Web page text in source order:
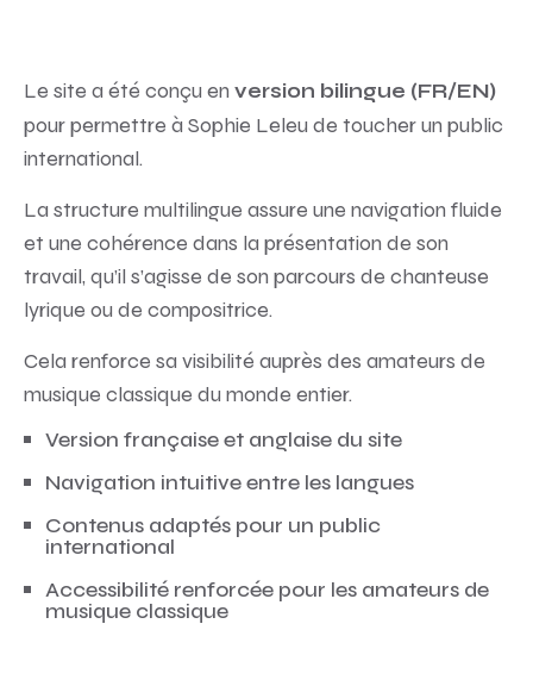
Le site a été conçu en version bilingue (FR/EN)
pour permettre à Sophie Leleu de toucher un public
international.
La structure multilingue assure une navigation fluide
et une cohérence dans la présentation de son
travail, qu’il s’agisse de son parcours de chanteuse
lyrique ou de compositrice.
Cela renforce sa visibilité auprès des amateurs de
musique classique du monde entier.
Version française et anglaise du site
Navigation intuitive entre les langues
Contenus adaptés pour un public
international
Accessibilité renforcée pour les amateurs de
musique classique